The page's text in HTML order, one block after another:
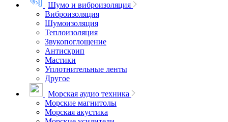
Шумо и виброизоляция
Виброизоляция
Шумоизоляция
Теплоизоляция
Звукопоглощение
Антискрип
Мастики
Уплотнительные ленты
Другое
Морская аудио техника
Морские магнитолы
Морская акустика